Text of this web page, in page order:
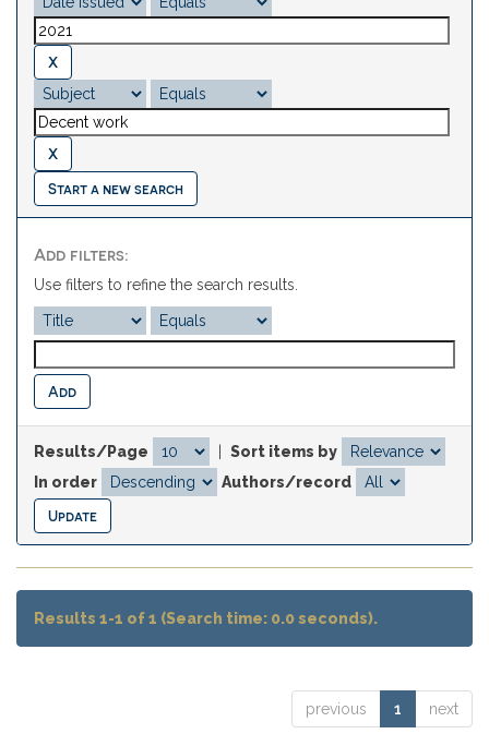
Start a new search
Add filters:
Use filters to refine the search results.
Results/Page
Sort items by
In order
Authors/record
Results 1-1 of 1 (Search time: 0.0 seconds).
previous 1 next